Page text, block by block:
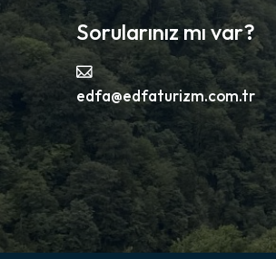
Sorularınız mı var?
edfa@edfaturizm.com.tr